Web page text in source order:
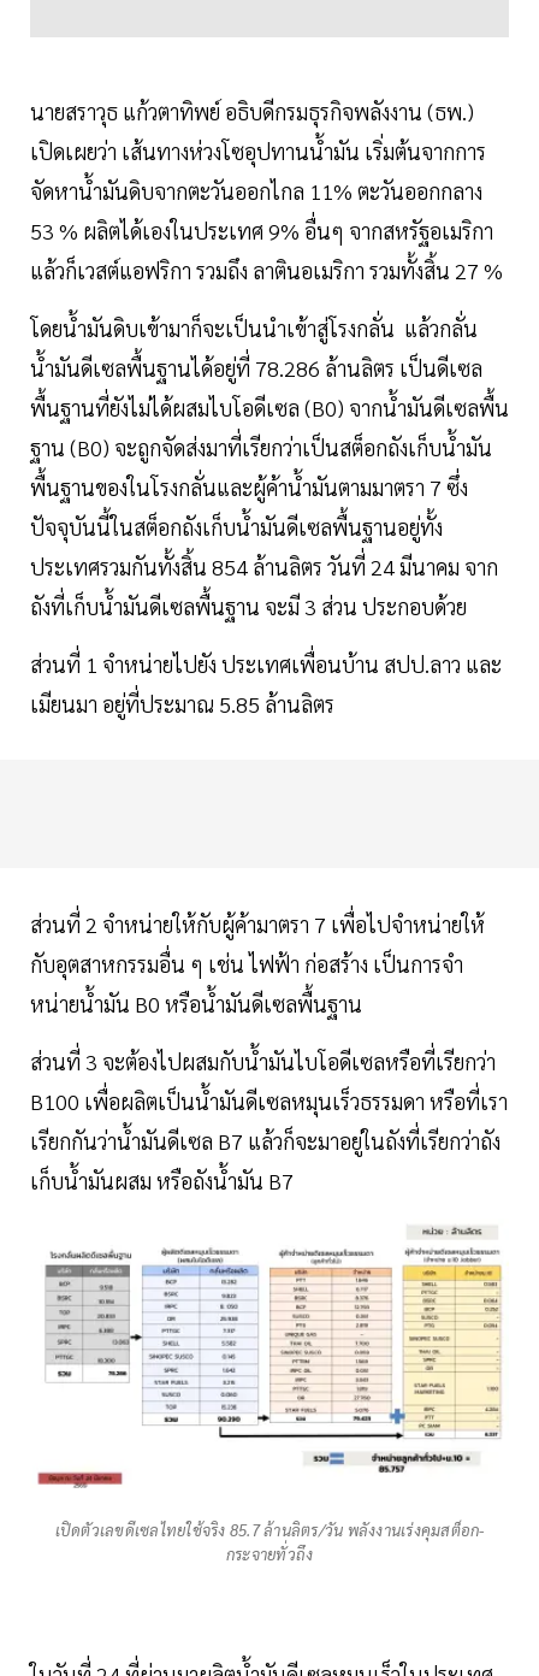
นายสราวุธ แก้วตาทิพย์ อธิบดีกรมธุรกิจพลังงาน (ธพ.)
เปิดเผยว่า เส้นทางห่วงโซอุปทานน้ำมัน เริ่มต้นจากการ
จัดหาน้ำมันดิบจากตะวันออกไกล 11% ตะวันออกกลาง
53 % ผลิตได้เองในประเทศ 9% อื่นๆ จากสหรัฐอเมริกา
แล้วก็เวสต์แอฟริกา รวมถึง ลาตินอเมริกา รวมทั้งสิ้น 27 %
โดยน้ำมันดิบเข้ามาก็จะเป็นนําเข้าสู่โรงกลั่น แล้วกลั่น
น้ำมันดีเซลพื้นฐานได้อยู่ที่ 78.286 ล้านลิตร เป็นดีเซล
พื้นฐานที่ยังไม่ได้ผสมไบโอดีเซล (B0) จากน้ำมันดีเซลพื้น
ฐาน (B0) จะถูกจัดส่งมาที่เรียกว่าเป็นสต็อกถังเก็บน้ำมัน
พื้นฐานของในโรงกลั่นและผู้ค้าน้ำมันตามมาตรา 7 ซึ่ง
ปัจจุบันนี้ในสต็อกถังเก็บน้ำมันดีเซลพื้นฐานอยู่ทั้ง
ประเทศรวมกันทั้งสิ้น 854 ล้านลิตร วันที่ 24 มีนาคม จาก
ถังที่เก็บน้ำมันดีเซลพื้นฐาน จะมี 3 ส่วน ประกอบด้วย
ส่วนที่ 1 จําหน่ายไปยัง ประเทศเพื่อนบ้าน สปป.ลาว และ
เมียนมา อยู่ที่ประมาณ 5.85 ล้านลิตร
ส่วนที่ 2 จำหน่ายให้กับผู้ค้ามาตรา 7 เพื่อไปจําหน่ายให้
กับอุตสาหกรรมอื่น ๆ เช่น ไฟฟ้า ก่อสร้าง เป็นการจํา
หน่ายน้ำมัน B0 หรือน้ำมันดีเซลพื้นฐาน
ส่วนที่ 3 จะต้องไปผสมกับน้ำมันไบโอดีเซลหรือที่เรียกว่า
B100 เพื่อผลิตเป็นน้ำมันดีเซลหมุนเร็วธรรมดา หรือที่เรา
เรียกกันว่าน้ำมันดีเซล B7 แล้วก็จะมาอยู่ในถังที่เรียกว่าถัง
เก็บน้ำมันผสม หรือถังน้ำมัน B7
เปิดตัวเลขดีเซลไทยใช้จริง 85.7 ล้านลิตร/วัน พลังงานเร่งคุมสต็อก-
กระจายทั่วถึง